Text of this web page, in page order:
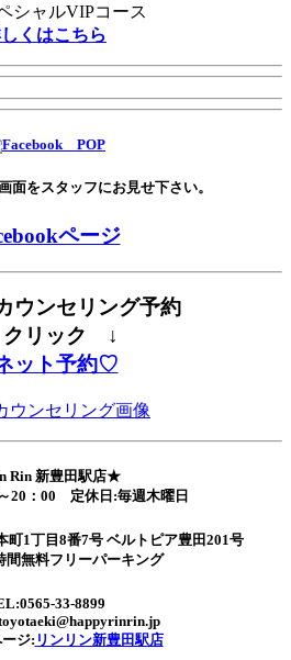
シャルVIPコース
くはこちら
面をスタッフにお見せ下さい。
ページ
ウンセリング予約
リック ↓
ット予約♡
Rin 新豊田駅店★
20：00 定休日:毎週木曜日
町1丁目8番7号 ベルトピア豊田201号
間無料フリーパーキング
33-8899
ジ: リンリン新豊田駅店